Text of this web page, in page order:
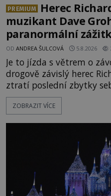
PREMIUM
Herec
muzikant Dave
paranormální
OD ANDREA ŠULCOVÁ 5.8.2026
Je to jízda s větrem o
drogově závislý herec
ztratí poslední zbytky
po silnicích ve svém
řetězu. Vše vyvrcholí
následně nalezne
momentem se slavnému
ZOBRAZIT VÍCE